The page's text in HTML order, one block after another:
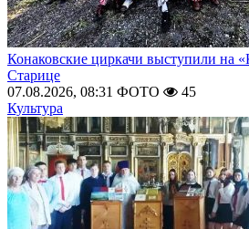
Конаковские циркачи выступили на
Старице
07.08.2026, 08:31 ФОТО
45
Культура